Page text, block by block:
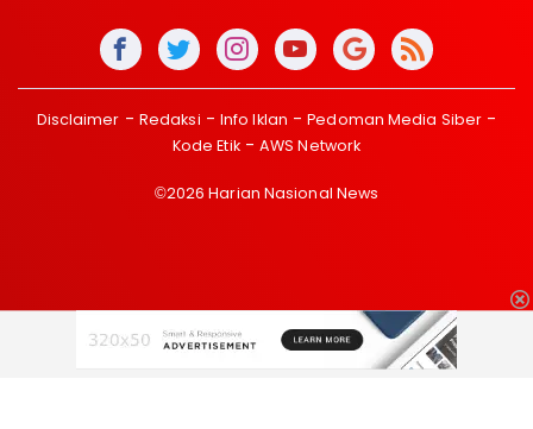
Disclaimer Redaksi Info Iklan
Pedoman Media Siber
Kode Etik
AWS Network
©2026 Harian Nasional News